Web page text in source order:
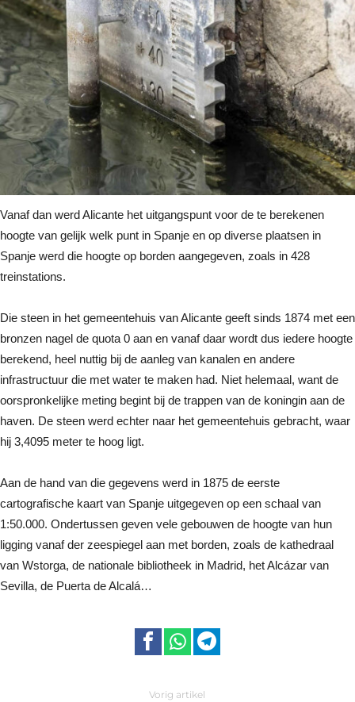
Vanaf dan werd Alicante het uitgangspunt voor de te berekenen
hoogte van gelijk welk punt in Spanje en op diverse plaatsen in
Spanje werd die hoogte op borden aangegeven, zoals in 428
treinstations.
Die steen in het gemeentehuis van Alicante geeft sinds 1874 met een
bronzen nagel de quota 0 aan en vanaf daar wordt dus iedere hoogte
berekend, heel nuttig bij de aanleg van kanalen en andere
infrastructuur die met water te maken had. Niet helemaal, want de
oorspronkelijke meting begint bij de trappen van de koningin aan de
haven. De steen werd echter naar het gemeentehuis gebracht, waar
hij 3,4095 meter te hoog ligt.
Aan de hand van die gegevens werd in 1875 de eerste
cartografische kaart van Spanje uitgegeven op een schaal van
1:50.000. Ondertussen geven vele gebouwen de hoogte van hun
ligging vanaf der zeespiegel aan met borden, zoals de kathedraal
van Wstorga, de nationale bibliotheek in Madrid, het Alcázar van
Sevilla, de Puerta de Alcalá…
Vorig artikel